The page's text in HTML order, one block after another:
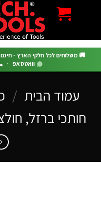
משלוחים לכל חלקי הארץ · חינם בהזמנה
וואטסאפ · 📞 03-5444144 שלוחה 1
עמוד הבית /
ברזל, חולצים